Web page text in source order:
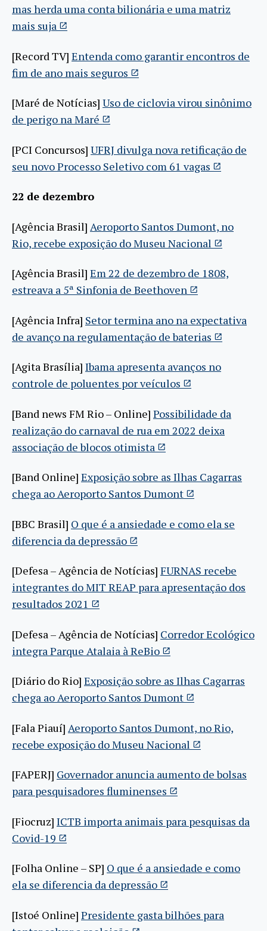
mas herda uma conta bilionária e uma matriz
mais suja
[Record TV] Entenda como garantir encontros de
fim de ano mais seguros
[Maré de Notícias] Uso de ciclovia virou sinônimo
de perigo na Maré
[PCI Concursos] UFRJ divulga nova retificação de
seu novo Processo Seletivo com 61 vagas
22 de dezembro
[Agência Brasil] Aeroporto Santos Dumont, no
Rio, recebe exposição do Museu Nacional
[Agência Brasil] Em 22 de dezembro de 1808,
estreava a 5ª Sinfonia de Beethoven
[Agência Infra] Setor termina ano na expectativa
de avanço na regulamentação de baterias
[Agita Brasília] Ibama apresenta avanços no
controle de poluentes por veículos
[Band news FM Rio – Online] Possibilidade da
realização do carnaval de rua em 2022 deixa
associação de blocos otimista
[Band Online] Exposição sobre as Ilhas Cagarras
chega ao Aeroporto Santos Dumont
[BBC Brasil] O que é a ansiedade e como ela se
diferencia da depressão
[Defesa – Agência de Notícias] FURNAS recebe
integrantes do MIT REAP para apresentação dos
resultados 2021
[Defesa – Agência de Notícias] Corredor Ecológico
integra Parque Atalaia à ReBio
[Diário do Rio] Exposição sobre as Ilhas Cagarras
chega ao Aeroporto Santos Dumont
[Fala Piauí] Aeroporto Santos Dumont, no Rio,
recebe exposição do Museu Nacional
[FAPERJ] Governador anuncia aumento de bolsas
para pesquisadores fluminenses
[Fiocruz] ICTB importa animais para pesquisas da
Covid-19
[Folha Online – SP] O que é a ansiedade e como
ela se diferencia da depressão
[Istoé Online] Presidente gasta bilhões para